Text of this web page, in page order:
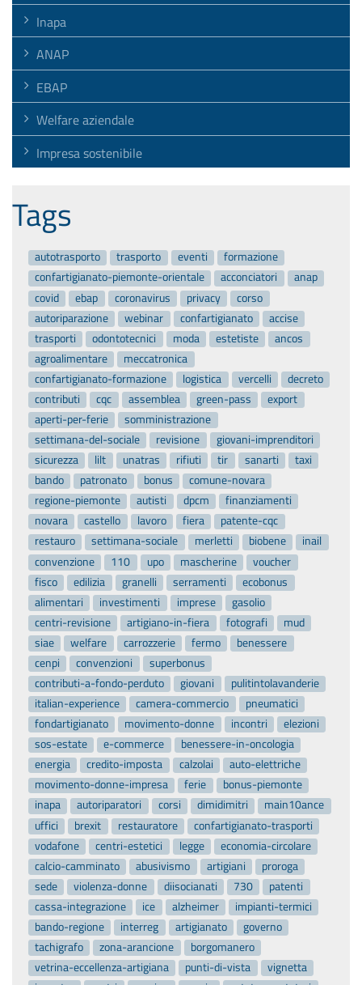
Inapa
ANAP
EBAP
Welfare aziendale
Impresa sostenibile
Tags
autotrasporto trasporto eventi
formazione
confartigianato-piemonte-orientale
acconciatori
anap
covid
ebap coronavirus privacy
corso
autoriparazione
webinar confartigianato
accise
trasporti
odontotecnici moda estetiste
ancos
agroalimentare
meccatronica
confartigianato-formazione
logistica vercelli
decreto
contributi
cqc assemblea green-pass
export
aperti-per-ferie
somministrazione
settimana-del-sociale
revisione
giovani-imprenditori
sicurezza
lilt unatras rifiuti tir sanarti
taxi
bando
patronato bonus
comune-novara
regione-piemonte
autisti dpcm
finanziamenti
novara
castello lavoro fiera
patente-cqc
restauro
settimana-sociale merletti biobene
inail
convenzione
110 upo mascherine
voucher
fisco
edilizia granelli serramenti
ecobonus
alimentari
investimenti imprese
gasolio
centri-revisione
artigiano-in-fiera fotografi
mud
siae
welfare carrozzerie fermo
benessere
cenpi
convenzioni
superbonus
contributi-a-fondo-perduto
giovani
pulitintolavanderie
italian-experience
camera-commercio
pneumatici
fondartigianato
movimento-donne incontri
elezioni
sos-estate
e-commerce
benessere-in-oncologia
energia
credito-imposta calzolai
auto-elettriche
movimento-donne-impresa
ferie
bonus-piemonte
inapa
autoriparatori corsi dimidimitri
main10ance
uffici
brexit restauratore
confartigianato-trasporti
vodafone
centri-estetici legge
economia-circolare
calcio-camminato
abusivismo artigiani
proroga
sede
violenza-donne diisocianati 730
patenti
cassa-integrazione
ice alzheimer
impianti-termici
bando-regione
interreg artigianato
governo
tachigrafo
zona-arancione
borgomanero
vetrina-eccellenza-artigiana
punti-di-vista
vignetta